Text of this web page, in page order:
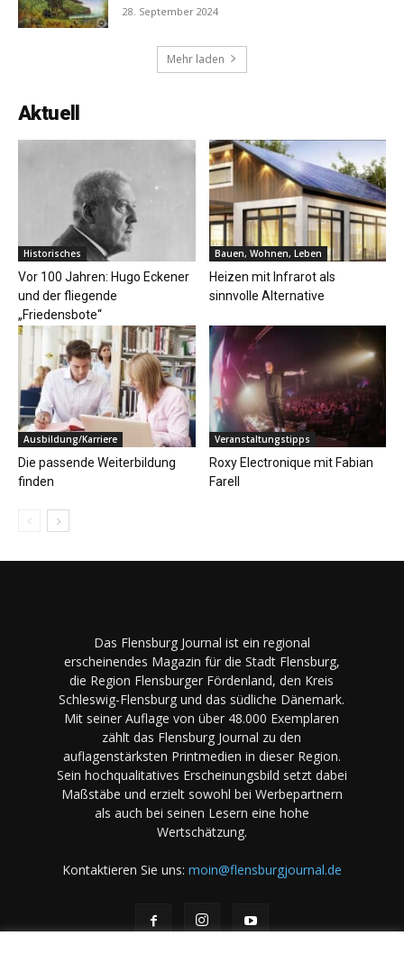
28. September 2024
Mehr laden
Aktuell
Historisches
Vor 100 Jahren: Hugo Eckener
und der fliegende
„Friedensbote“
Bauen, Wohnen, Leben
Heizen mit Infrarot als
sinnvolle Alternative
Ausbildung/Karriere
Die passende Weiterbildung
finden
Veranstaltungstipps
Roxy Electronique mit Fabian
Farell
Das Flensburg Journal ist ein regional
erscheinendes Magazin für die Stadt Flensburg,
die Region Flensburger Fördenland, den Kreis
Schleswig-Flensburg und das südliche Dänemark.
Mit seiner Auflage von über 48.000 Exemplaren
zählt das Flensburg Journal zu den
auflagenstärksten Printmedien in dieser Region.
Sein hochqualitatives Erscheinungsbild setzt dabei
Maßstäbe und erzielt sowohl bei Werbepartnern
als auch bei seinen Lesern eine hohe
Wertschätzung.
Kontaktieren Sie uns: moin@flensburgjournal.de